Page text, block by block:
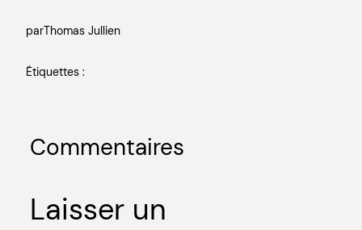
parThomas Jullien
Étiquettes :
Commentaires
Laisser un